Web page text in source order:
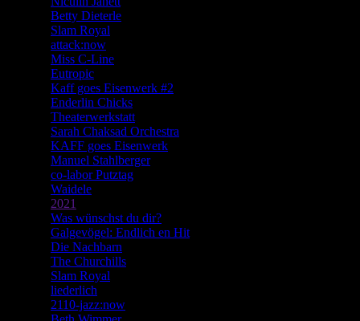
Betty Dieterle
Slam Royal
attack:now
Miss C-Line
Eutropic
Kaff goes Eisenwerk #2
Enderlin Chicks
Theaterwerkstatt
Sarah Chaksad Orchestra
KAFF goes Eisenwerk
Manuel Stahlberger
co-labor Putztag
Waidele
2021
Was wünschst du dir?
Galgevögel: Endlich en Hit
Die Nachbarn
The Churchills
Slam Royal
liederlich
2110-jazz:now